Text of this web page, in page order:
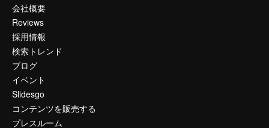
会社概要
Reviews
採用情報
検索トレンド
ブログ
イベント
Slidesgo
コンテンツを販売する
プレスルーム